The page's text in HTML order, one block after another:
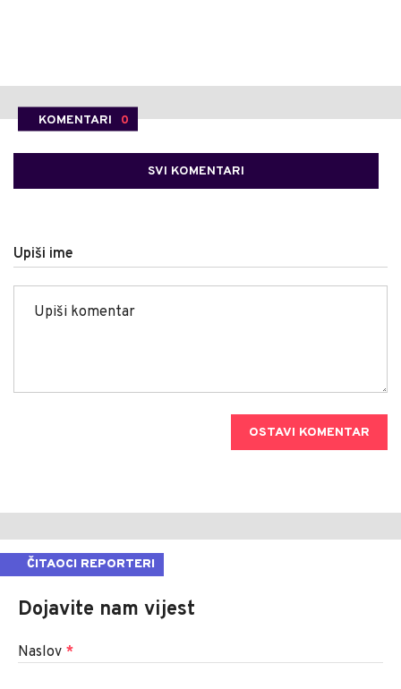
KOMENTARI 0
SVI KOMENTARI
Upiši ime
OSTAVI KOMENTAR
ČITAOCI REPORTERI
Dojavite nam vijest
Naslov *